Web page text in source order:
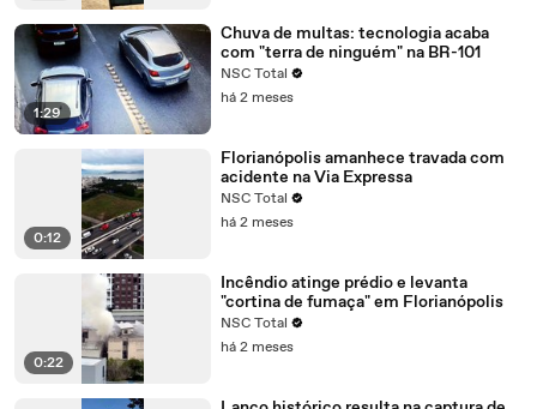
1:29
Chuva de multas: tecnologia acaba
com "terra de ninguém" na BR-101
NSC Total
há 2 meses
0:12
Florianópolis amanhece travada com
acidente na Via Expressa
NSC Total
há 2 meses
0:22
Incêndio atinge prédio e levanta
"cortina de fumaça" em Florianópolis
NSC Total
há 2 meses